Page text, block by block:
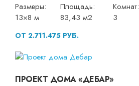
Размеры:
13×8 м
Площадь:
83,43 м2
Комнат:
3
ОТ 2.711.475 РУБ.
ПРОЕКТ ДОМА «ДЕБАР»